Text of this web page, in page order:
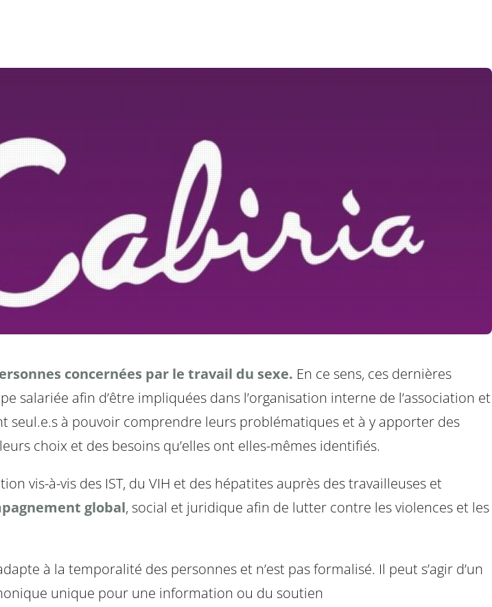
concernées par le travail du sexe. En ce sens, ces dernières
salariée afin d’être impliquées dans l’organisation interne de l’association et
seul.e.s à pouvoir comprendre leurs problématiques et à y apporter des
choix et des besoins qu’elles ont elles-mêmes identifiés.
vis-à-vis des IST, du VIH et des hépatites auprès des travailleuses et
global, social et juridique afin de lutter contre les violences et les
à la temporalité des personnes et n’est pas formalisé. Il peut s’agir d’un
unique pour une information ou du soutien